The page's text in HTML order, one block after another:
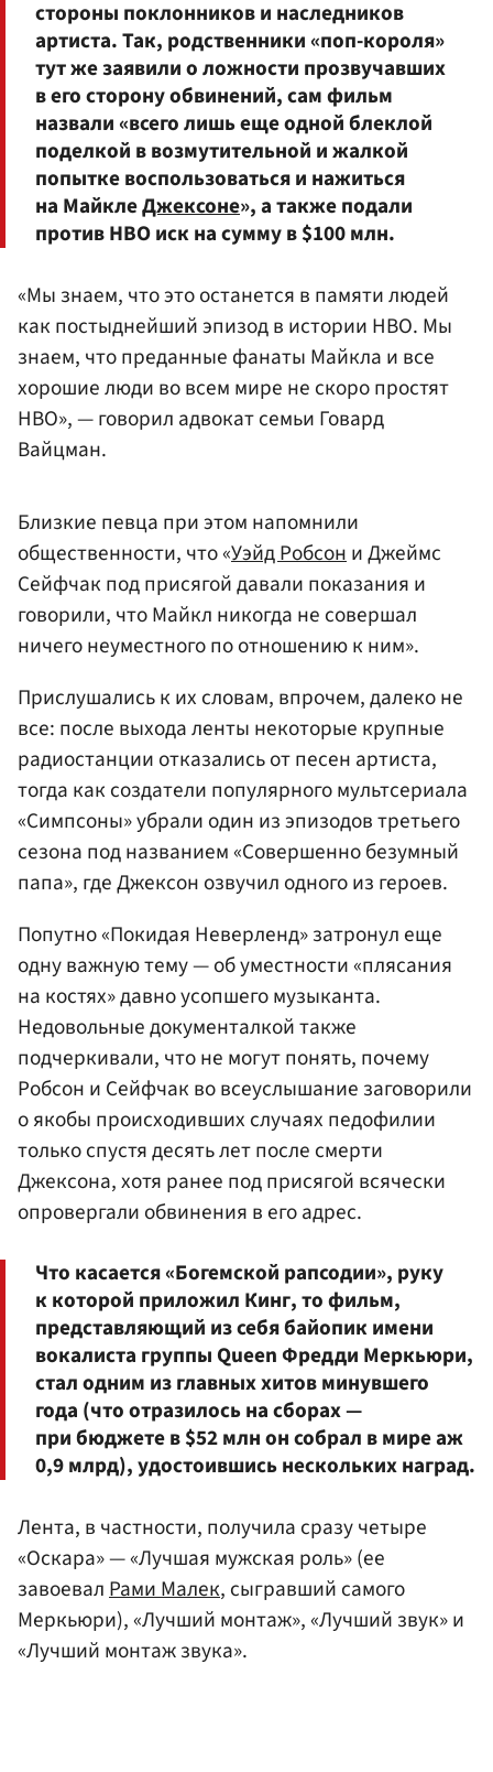
стороны поклонников и наследников
артиста. Так, родственники «поп-короля»
тут же заявили о ложности прозвучавших
в его сторону обвинений, сам фильм
назвали «всего лишь еще одной блеклой
поделкой в возмутительной и жалкой
попытке воспользоваться и нажиться
на МайклеДжексоне», а также подали
против HBO иск на сумму в $100 млн.
«Мы знаем, что это останется в памяти людей
как постыднейший эпизод в истории HBO. Мы
знаем, что преданные фанаты Майкла и все
хорошие люди во всем мире не скоро простят
HBO», — говорил адвокат семьи Говард
Вайцман.
Близкие певца при этом напомнили
общественности, что «Уэйд Робсони Джеймс
Сейфчак под присягой давали показания и
говорили, что Майкл никогда не совершал
ничего неуместного по отношению к ним».
Прислушались к их словам, впрочем, далеко не
все: после выхода ленты некоторые крупные
радиостанции отказались от песен артиста,
тогда как создатели популярного мультсериала
«Симпсоны» убрали один из эпизодов третьего
сезона под названием «Совершенно безумный
папа», где Джексон озвучил одного из героев.
Попутно «Покидая Неверленд» затронул еще
одну важную тему — об уместности «плясания
на костях» давно усопшего музыканта.
Недовольные документалкой также
подчеркивали, что не могут понять, почему
Робсон и Сейфчак во всеуслышание заговорили
о якобы происходивших случаях педофилии
только спустя десять лет после смерти
Джексона, хотя ранее под присягой всячески
опровергали обвинения в его адрес.
Что касается «Богемской рапсодии», руку
к которой приложил Кинг, то фильм,
представляющий из себя байопик имени
вокалиста группы Queen Фредди Меркьюри,
стал одним из главных хитов минувшего
года (что отразилось на сборах —
при бюджете в $52 млн он собрал в мире аж
0,9 млрд), удостоившись нескольких наград.
Лента, в частности, получила сразу четыре
«Оскара» — «Лучшая мужская роль» (ее
завоевалРами Малек, сыгравший самого
Меркьюри), «Лучший монтаж», «Лучший звук» и
«Лучший монтаж звука».